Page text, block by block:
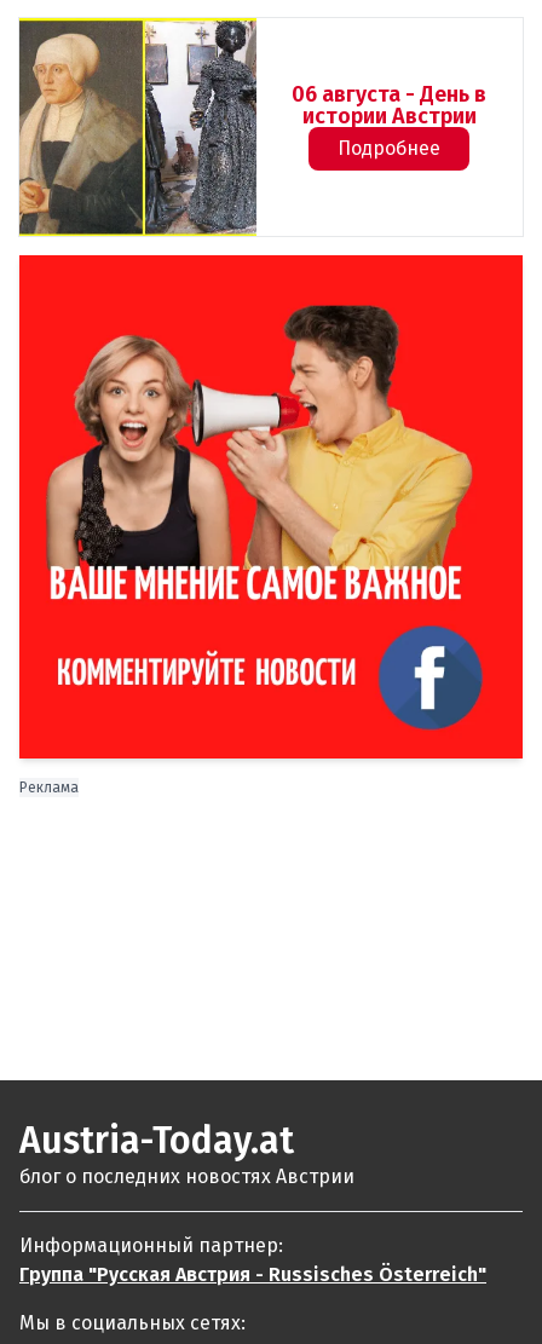
06 августа - День в
истории Австрии
Подробнее
Реклама
Austria-Today.at
блог о последних новостях Австрии
Информационный партнер:
Группа "Русская Австрия - Russisches Österreich"
Мы в социальных сетях: